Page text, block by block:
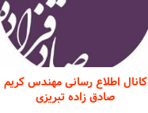
کانال اطلاع رسانی مهندس کریم
صادق زاده تبریزی